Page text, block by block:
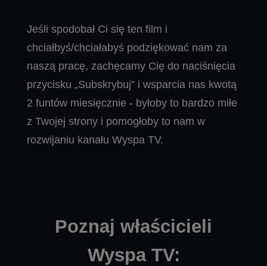
Jeśli spodobał Ci się ten film i
chciałbyś/chciałabyś podziękować nam za
naszą pracę, zachęcamy Cię do naciśnięcia
przycisku „Subskrybuj” i wsparcia nas kwotą
2 funtów miesięcznie - byłoby to bardzo miłe
z Twojej strony i pomogłoby to nam w
rozwijaniu kanału Wyspa TV.
Poznaj właścicieli
Wyspa TV: